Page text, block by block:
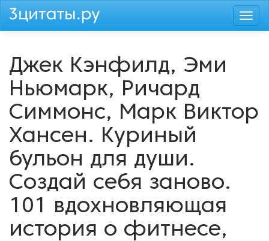
Перейти
Джек Кэнфилд, Эми
Ньюмарк, Ричард
Симмонс, Марк Виктор
Хансен. Куриный
бульон для души.
Создай себя заново.
101 вдохновляющая
история о фитнесе,